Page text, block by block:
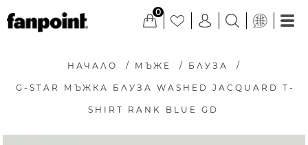
0
НАЧАЛО / МЪЖЕ / БЛУЗА /
G-STAR МЪЖКА БЛУЗА WASHED JACQUARD T-
SHIRT RANK BLUE GD